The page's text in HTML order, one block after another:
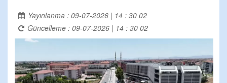
Yayınlanma : 09-07-2026 | 14 : 30 02
Güncelleme : 09-07-2026 | 14 : 30 02